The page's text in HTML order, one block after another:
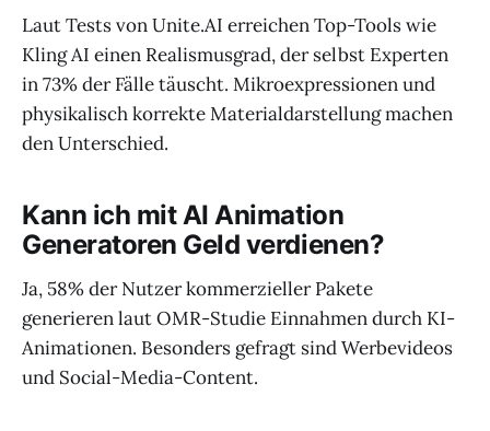
Laut Tests von Unite.AI erreichen Top-Tools wie
Kling AI einen Realismusgrad, der selbst Experten
in 73% der Fälle täuscht. Mikroexpressionen und
physikalisch korrekte Materialdarstellung machen
den Unterschied.
Kann ich mit AI Animation
Generatoren Geld verdienen?
Ja, 58% der Nutzer kommerzieller Pakete
generieren laut OMR-Studie Einnahmen durch KI-
Animationen. Besonders gefragt sind Werbevideos
und Social-Media-Content.